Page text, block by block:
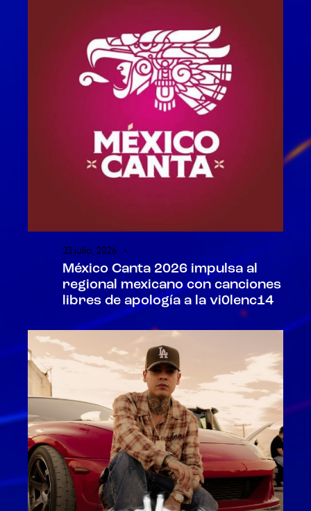
23 julio, 2026
México Canta 2026 impulsa al
regional mexicano con canciones
libres de apología a la vi0lenc14